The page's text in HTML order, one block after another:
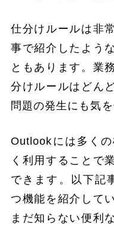
仕分けルールは非
事で紹介したよう
ともあります。業
分けルールはどん
問題の発生にも気
Outlookには多く
く利用することで
できます。以下記
つ機能を紹介して
まだ知らない便利